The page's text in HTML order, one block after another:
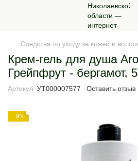
Средства по уходу за кожей и
Крем-гель для душа
Грейпфрут - бергамот,
Артикул: УТ000007577 Оставить отзыв
−9%